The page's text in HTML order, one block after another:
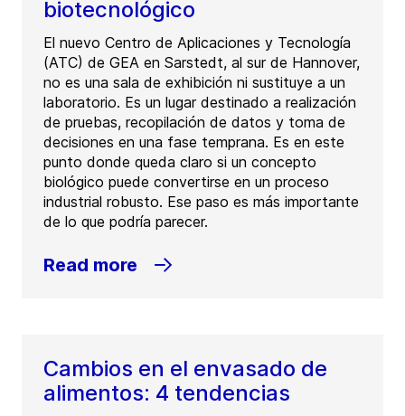
biotecnológico
El nuevo Centro de Aplicaciones y Tecnología
(ATC) de GEA en Sarstedt, al sur de Hannover,
no es una sala de exhibición ni sustituye a un
laboratorio. Es un lugar destinado a realización
de pruebas, recopilación de datos y toma de
decisiones en una fase temprana. Es en este
punto donde queda claro si un concepto
biológico puede convertirse en un proceso
industrial robusto. Ese paso es más importante
de lo que podría parecer.
Read more
Cambios en el envasado de
alimentos: 4 tendencias